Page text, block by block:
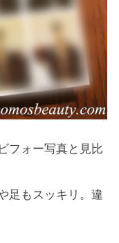
フォー写真と見比
足もスッキリ。違